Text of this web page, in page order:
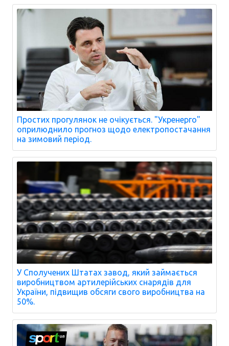
Простих прогулянок не очікується. "Укренерго"
оприлюднило прогноз щодо електропостачання
на зимовий період.
У Сполучених Штатах завод, який займається
виробництвом артилерійських снарядів для
України, підвищив обсяги свого виробництва на
50%.